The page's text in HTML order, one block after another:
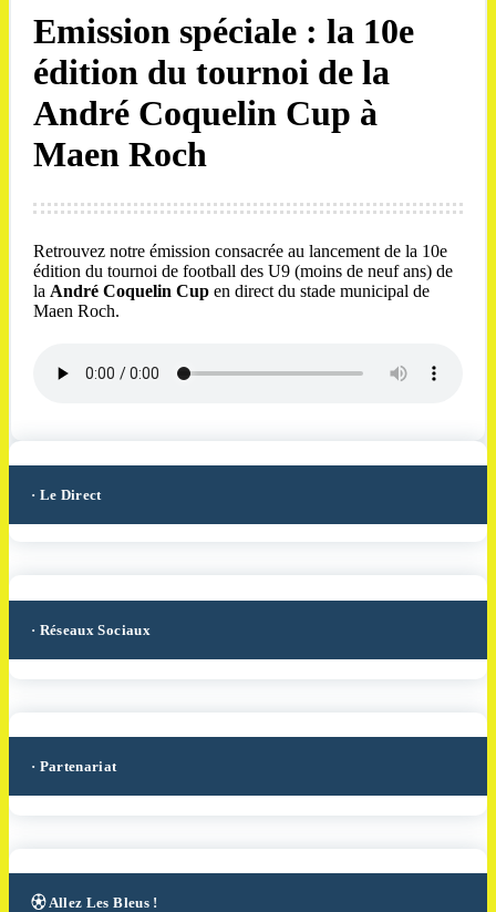
Emission spéciale : la 10e
édition du tournoi de la
André Coquelin Cup à
Maen Roch
Retrouvez notre émission consacrée au lancement de la 10e
édition du tournoi de football des U9 (moins de neuf ans) de
la André Coquelin Cupen direct du stade municipal de
Maen Roch.
· Le Direct
· Réseaux Sociaux
· Partenariat
⚽︎ Allez Les Bleus !